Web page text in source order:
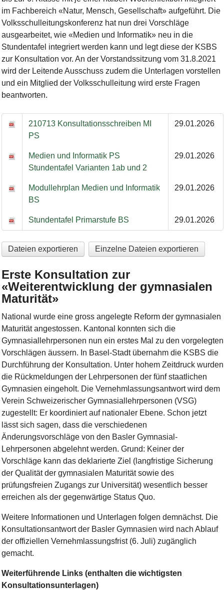
im Fachbereich «Natur, Mensch, Gesellschaft» aufgeführt. Die
Volksschulleitungskonferenz hat nun drei Vorschläge
ausgearbeitet, wie «Medien und Informatik» neu in die
Stundentafel integriert werden kann und legt diese der KSBS
zur Konsultation vor. An der Vorstandssitzung vom 31.8.2021
wird der Leitende Ausschuss zudem die Unterlagen vorstellen
und ein Mitglied der Volksschulleitung wird erste Fragen
beantworten.
210713 Konsultationsschreiben MI
PS
29.01.2026
Medien und Informatik PS
Stundentafel Varianten 1ab und 2
29.01.2026
Modullehrplan Medien und Informatik
BS
29.01.2026
Stundentafel Primarstufe BS 29.01.2026
Dateien exportieren Einzelne Dateien exportieren
Erste Konsultation zur
«Weiterentwicklung der gymnasialen
Maturität»
National wurde eine gross angelegte Reform der gymnasialen
Maturität angestossen. Kantonal konnten sich die
Gymnasiallehrpersonen nun ein erstes Mal zu den vorgelegten
Vorschlägen äussern. In Basel-Stadt übernahm die KSBS die
Durchführung der Konsultation. Unter hohem Zeitdruck wurden
die Rückmeldungen der Lehrpersonen der fünf staatlichen
Gymnasien eingeholt. Die Vernehmlassungsantwort wird dem
Verein Schweizerischer Gymnasiallehrpersonen (VSG)
zugestellt: Er koordiniert auf nationaler Ebene. Schon jetzt
lässt sich sagen, dass die verschiedenen
Änderungsvorschläge von den Basler Gymnasial-
Lehrpersonen abgelehnt werden. Grund: Keiner der
Vorschläge kann das deklarierte Ziel (langfristige Sicherung
der Qualität der gymnasialen Maturität sowie des
prüfungsfreien Zugangs zur Universität) wesentlich besser
erreichen als der gegenwärtige Status Quo.
Weitere Informationen und Unterlagen folgen demnächst. Die
Konsultationsantwort der Basler Gymnasien wird nach Ablauf
der offiziellen Vernehmlassungsfrist (6. Juli) zugänglich
gemacht.
Weiterführende Links (enthalten die wichtigsten
Konsultationsunterlagen)